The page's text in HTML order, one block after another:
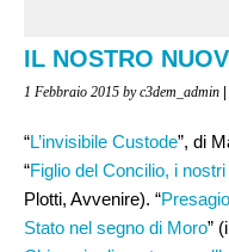
IL NOSTRO
1 Febbraio 2015 by c3dem_admin |
“L’invisibile Custode”, di
“Figlio del Concilio, i
Plotti, Avvenire). “
Stato nel segno di Moro”